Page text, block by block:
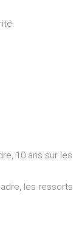
10 ans sur les
les ressorts